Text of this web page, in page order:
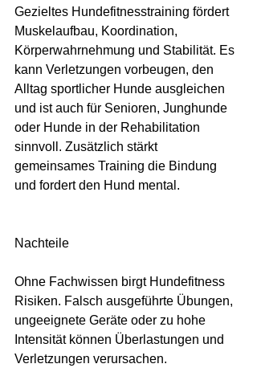
Gezieltes Hundefitnesstraining fördert
Muskelaufbau, Koordination,
Körperwahrnehmung und Stabilität. Es
kann Verletzungen vorbeugen, den
Alltag sportlicher Hunde ausgleichen
und ist auch für Senioren, Junghunde
oder Hunde in der Rehabilitation
sinnvoll. Zusätzlich stärkt
gemeinsames Training die Bindung
und fordert den Hund mental.
Nachteile
Ohne Fachwissen birgt Hundefitness
Risiken. Falsch ausgeführte Übungen,
ungeeignete Geräte oder zu hohe
Intensität können Überlastungen und
Verletzungen verursachen.